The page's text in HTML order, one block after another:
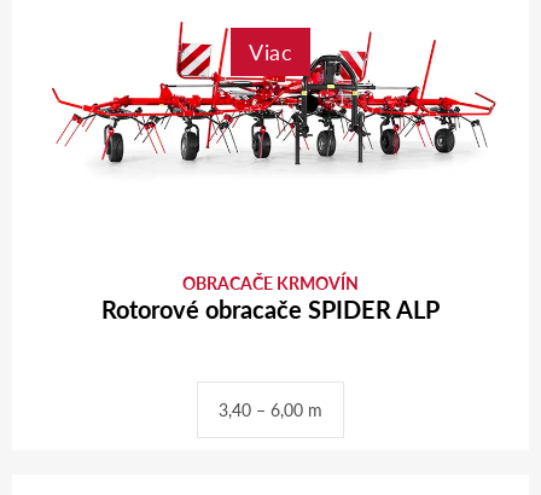
Viac
OBRACAČE KRMOVÍN
Rotorové obracače SPIDER ALP
3,40 – 6,00 m